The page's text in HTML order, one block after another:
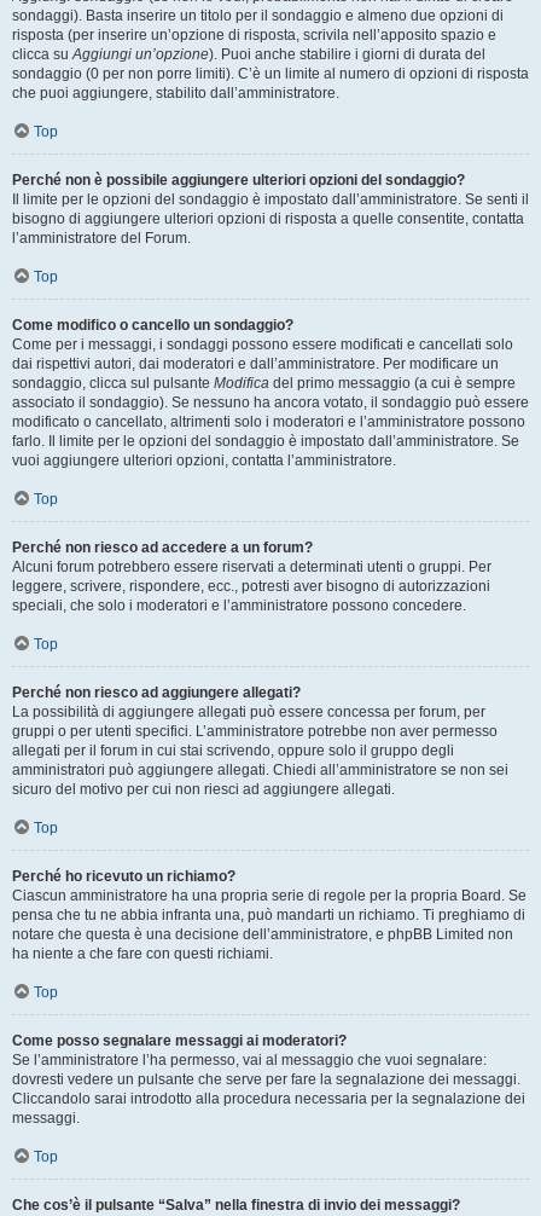
sondaggi). Basta inserire un titolo per il sondaggio e almeno due opzioni di
risposta (per inserire un’opzione di risposta, scrivila nell’apposito spazio e
clicca suAggiungi un’opzione). Puoi anche stabilire i giorni di durata del
sondaggio (0 per non porre limiti). C’è un limite al numero di opzioni di risposta
che puoi aggiungere, stabilito dall’amministratore.
Top
Perché non è possibile aggiungere ulteriori opzioni del sondaggio?
Il limite per le opzioni del sondaggio è impostato dall’amministratore. Se senti il
bisogno di aggiungere ulteriori opzioni di risposta a quelle consentite, contatta
l’amministratore del Forum.
Top
Come modifico o cancello un sondaggio?
Come per i messaggi, i sondaggi possono essere modificati e cancellati solo
dai rispettivi autori, dai moderatori e dall’amministratore. Per modificare un
sondaggio, clicca sul pulsante Modifica del primo messaggio (a cui è sempre
associato il sondaggio). Se nessuno ha ancora votato, il sondaggio può essere
modificato o cancellato, altrimenti solo i moderatori e l’amministratore possono
farlo. Il limite per le opzioni del sondaggio è impostato dall’amministratore. Se
vuoi aggiungere ulteriori opzioni, contatta l’amministratore.
Top
Perché non riesco ad accedere a un forum?
Alcuni forum potrebbero essere riservati a determinati utenti o gruppi. Per
leggere, scrivere, rispondere, ecc., potresti aver bisogno di autorizzazioni
speciali, che solo i moderatori e l’amministratore possono concedere.
Top
Perché non riesco ad aggiungere allegati?
La possibilità di aggiungere allegati può essere concessa per forum, per
gruppi o per utenti specifici. L’amministratore potrebbe non aver permesso
allegati per il forum in cui stai scrivendo, oppure solo il gruppo degli
amministratori può aggiungere allegati. Chiedi all’amministratore se non sei
sicuro del motivo per cui non riesci ad aggiungere allegati.
Top
Perché ho ricevuto un richiamo?
Ciascun amministratore ha una propria serie di regole per la propria Board. Se
pensa che tu ne abbia infranta una, può mandarti un richiamo. Ti preghiamo di
notare che questa è una decisione dell’amministratore, e phpBB Limited non
ha niente a che fare con questi richiami.
Top
Come posso segnalare messaggi ai moderatori?
Se l’amministratore l’ha permesso, vai al messaggio che vuoi segnalare:
dovresti vedere un pulsante che serve per fare la segnalazione dei messaggi.
Cliccandolo sarai introdotto alla procedura necessaria per la segnalazione dei
messaggi.
Top
Che cos’è il pulsante “Salva” nella finestra di invio dei messaggi?